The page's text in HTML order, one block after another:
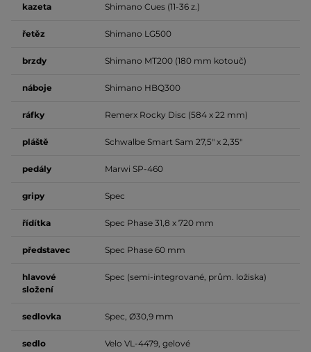
kazeta Shimano Cues (11-36 z.)
řetěz Shimano LG500
brzdy Shimano MT200 (180 mm kotouč)
náboje Shimano HBQ300
ráfky Remerx Rocky Disc (584 x 22 mm)
pláště Schwalbe Smart Sam 27,5" x 2,35"
pedály Marwi SP-460
gripy Spec
řídítka Spec Phase 31,8 x 720 mm
představec Spec Phase 60 mm
hlavové
složení
Spec (semi-integrované, prům. ložiska)
sedlovka Spec, Ø30,9 mm
sedlo Velo VL-4479, gelové